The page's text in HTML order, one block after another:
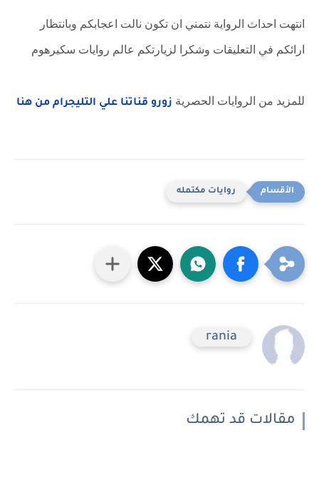
انتهت احداث الرواية نتمني ان تكون نالت اعجابكم وبانتظار
ارائكم في التعليقات وشكرا لزيارتكم عالم روايات سكيرهوم
للمزيد من الروايات الحصرية زورو قناتنا علي التليجرام من هنا
روايات مكتمله
rania
مقالات قد تهمك